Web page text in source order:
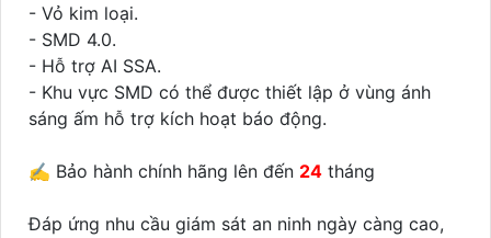
- Vỏ kim loại.
- SMD 4.0.
- Hỗ trợ AI SSA.
- Khu vực SMD có thể được thiết lập ở vùng ánh
sáng ấm hỗ trợ kích hoạt báo động.
✍️ Bảo hành chính hãng lên đến 24 tháng
Đáp ứng nhu cầu giám sát an ninh ngày càng cao,